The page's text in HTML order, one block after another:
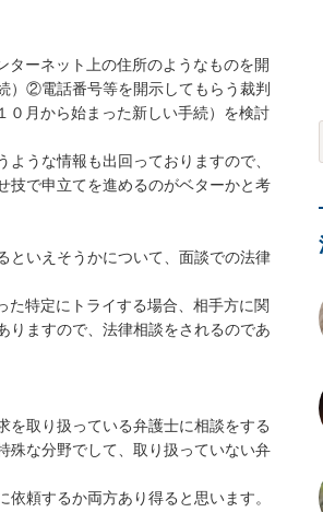
ーネット上の住所のようなものを開
）②電話番号等を開示してもらう裁判
月から始まった新しい手続）を検討
うな情報も出回っておりますので、
で申立てを進めるのがベターかと考
といえそうかについて、面談での法律
た特定にトライする場合、相手方に関
りますので、法律相談をされるのであ
取り扱っている弁護士に相談をする
殊な分野でして、取り扱っていない弁
頼するか両方あり得ると思います。